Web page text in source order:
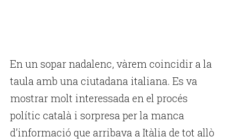
En un sopar nadalenc, vàrem coincidir a la
taula amb una ciutadana italiana. Es va
mostrar molt interessada en el procés
polític català i sorpresa per la manca
d’informació que arribava a Itàlia de tot allò